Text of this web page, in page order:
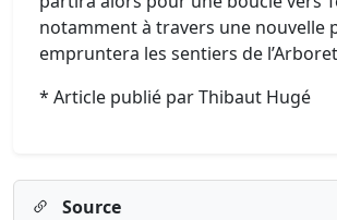
notamment à travers une nouvelle
empruntera les sentiers de
* Article publié par Thibaut Hugé
Source